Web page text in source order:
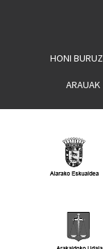
HONI BURUZ
ARAUAK